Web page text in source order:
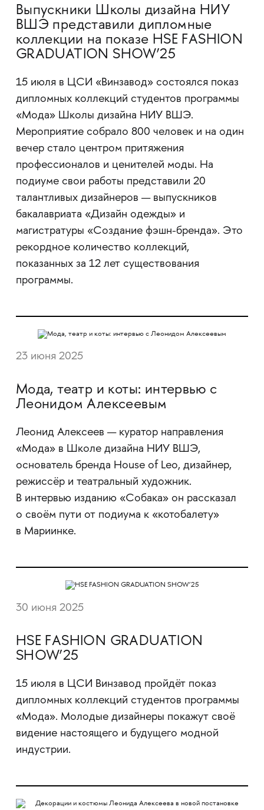
Выпускники Школы дизайна НИУ
ВШЭ представили дипломные
коллекции на показе HSE FASHION
GRADUATION SHOW’25
15 июля в ЦСИ «Винзавод» состоялся показ
дипломных коллекций студентов программы
«Мода» Школы дизайна НИУ ВШЭ.
Мероприятие собрало 800 человек и на один
вечер стало центром притяжения
профессионалов и ценителей моды. На
подиуме свои работы представили 20
талантливых дизайнеров — выпускников
бакалавриата «Дизайн одежды» и
магистратуры «Создание фэшн-бренда». Это
рекордное количество коллекций,
показанных за 12 лет существования
программы.
23 июня 2025
Мода, театр и коты: интервью с
Леонидом Алексеевым
Леонид Алексеев — куратор направления
«Мода» в Школе дизайна НИУ ВШЭ,
основатель бренда House of Leo, дизайнер,
режиссёр и театральный художник.
В интервью изданию «Собака» он рассказал
о своём пути от подиума к «котобалету»
в Мариинке.
30 июня 2025
HSE FASHION GRADUATION
SHOW’25
15 июля в ЦСИ Винзавод пройдёт показ
дипломных коллекций студентов программы
«Мода». Молодые дизайнеры покажут своё
видение настоящего и будущего модной
индустрии.